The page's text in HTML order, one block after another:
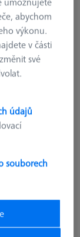
abychom
výkonu.
v části
své
údajů
souborech